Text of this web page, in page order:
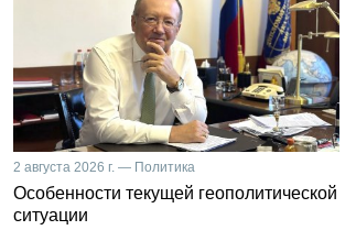
2 августа 2026 г. — Политика
Особенности текущей геополитической
ситуации